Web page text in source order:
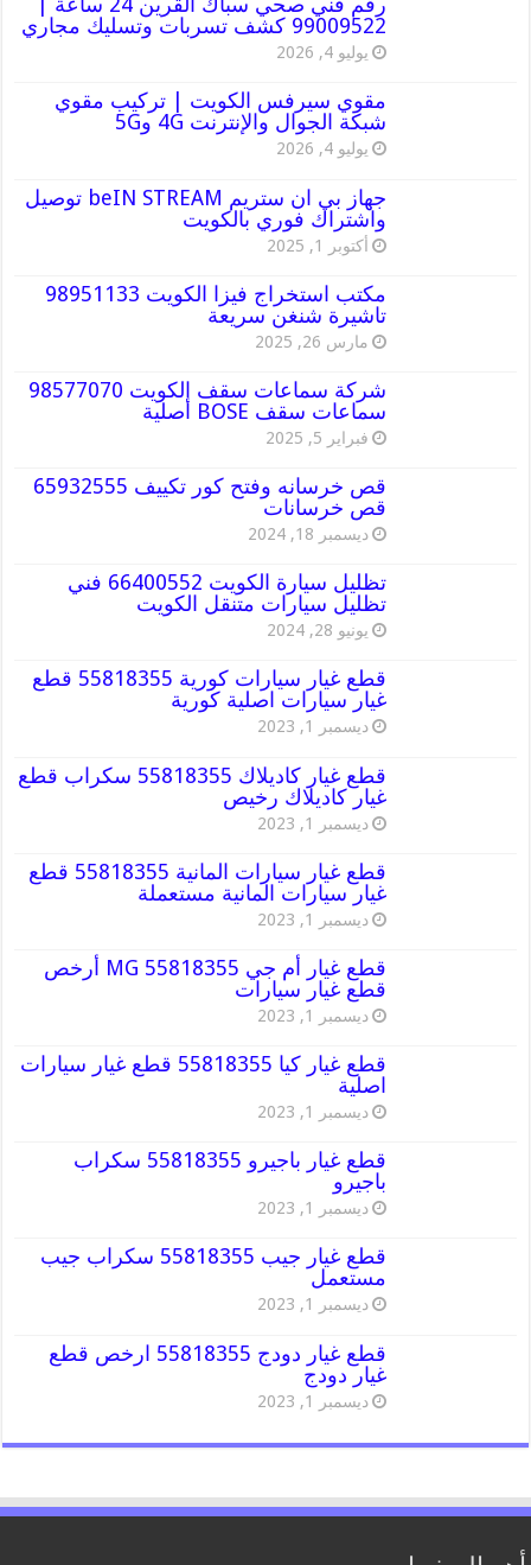
99009522 كشف تسربات وتسليك مجاري
يوليو 4, 2026
مقوي سيرفس الكويت | تركيب مقوي
شبكة الجوال والإنترنت 4G و5G
يوليو 4, 2026
جهاز بي ان ستريم beIN STREAM توصيل
واشتراك فوري بالكويت
أكتوبر 1, 2025
مكتب استخراج فيزا الكويت 98951133
تاشيرة شنغن سريعة
مارس 26, 2025
شركة سماعات سقف الكويت 98577070
سماعات سقف BOSE أصلية
فبراير 5, 2025
قص خرسانه وفتح كور تكييف 65932555
قص خرسانات
ديسمبر 18, 2024
تظليل سيارة الكويت 66400552 فني
تظليل سيارات متنقل الكويت
يونيو 28, 2024
قطع غيار سيارات كورية 55818355 قطع
غيار سيارات اصلية كورية
ديسمبر 1, 2023
قطع غيار كاديلاك 55818355 سكراب قطع
غيار كاديلاك رخيص
ديسمبر 1, 2023
قطع غيار سيارات المانية 55818355 قطع
غيار سيارات المانية مستعملة
ديسمبر 1, 2023
قطع غيار أم جي MG 55818355 أرخص
قطع غيار سيارات
ديسمبر 1, 2023
قطع غيار كيا 55818355 قطع غيار سيارات
اصلية
ديسمبر 1, 2023
قطع غيار باجيرو 55818355 سكراب
باجيرو
ديسمبر 1, 2023
قطع غيار جيب 55818355 سكراب جيب
مستعمل
ديسمبر 1, 2023
قطع غيار دودج 55818355 ارخص قطع
غيار دودج
ديسمبر 1, 2023